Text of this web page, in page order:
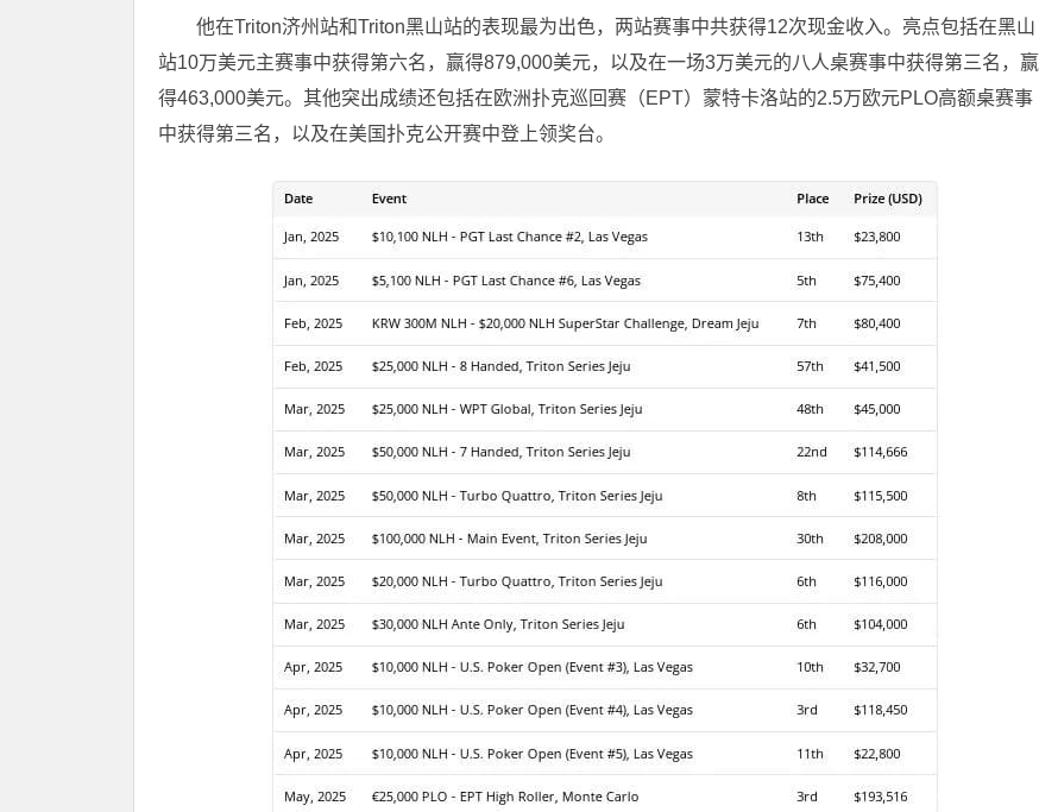
他在Triton济州站和Triton黑山站的表现最为出色，两站赛事中共获得12次现金收入。亮点包括在黑山
站10万美元主赛事中获得第六名，赢得879,000美元，以及在一场3万美元的八人桌赛事中获得第三名，赢
得463,000美元。其他突出成绩还包括在欧洲扑克巡回赛（EPT）蒙特卡洛站的2.5万欧元PLO高额桌赛事
中获得第三名，以及在美国扑克公开赛中登上领奖台。